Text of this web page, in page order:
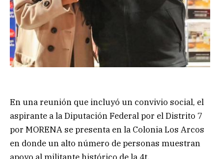
En una reunión que incluyó un convivio social, el
aspirante a la Diputación Federal por el Distrito 7
por MORENA se presenta en la Colonia Los Arcos
en donde un alto número de personas muestran